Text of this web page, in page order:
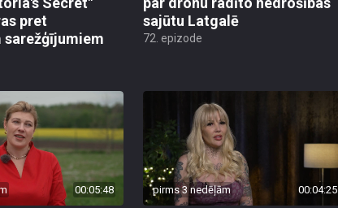
pret
sajūtu Latgalē
72. epizode
00:05:48 pirms 3 nedēļām 00:04:25